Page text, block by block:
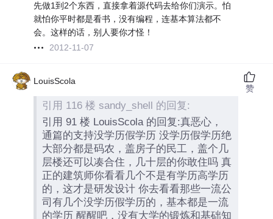
先做1到2个东西，直接拿着源代码去给你们演示。怕
就怕你平时都是看书，没有编程，连基本算法都不
会。这样的话，别人要你才怪！
2012-11-07
LouisScola
引用 116 楼 sandy_shell 的回复:
引用 91 楼 LouisScola 的回复:真恶心，
通篇的支持没学历假学历 没学历假学历绝
大部分都是码农，盖房子的民工，盖个几
层楼还可以凑合住，几十层的你敢住吗 真
正的建筑师你看看几个不是有学历高学历
的，这才是研发设计 你去看看那些一流公
司有几个没学历假学历的，基本都是一流
的学历 醒醒吧，没有大学的锻炼和基础知
赞